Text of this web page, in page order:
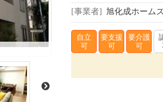
事業者
旭化成ホーム
自立
可
要支援
可
要介護
可